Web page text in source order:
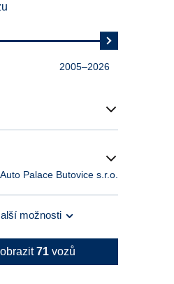
2005–2026
Auto Palace Butovice s.r.o.
možnosti
71 vozů